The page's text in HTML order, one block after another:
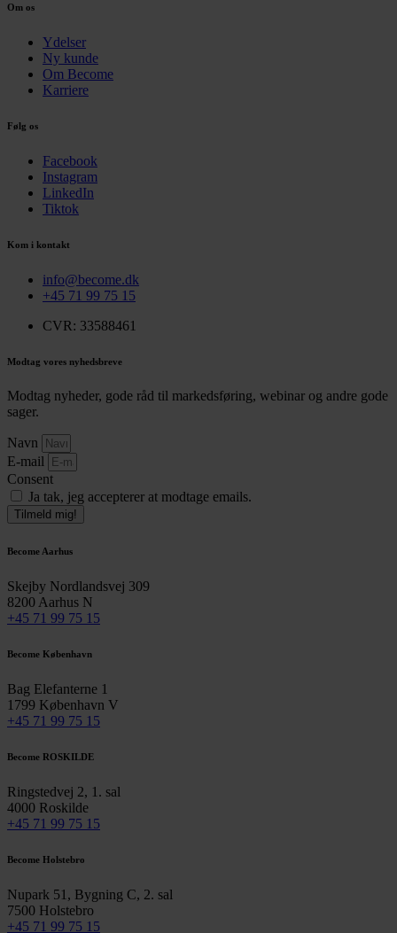
Om os
Ydelser
Ny kunde
Om Become
Karriere
Følg os
Facebook
Instagram
LinkedIn
Tiktok
Kom i kontakt
info@become.dk
+45 71 99 75 15
CVR: 33588461
Modtag vores nyhedsbreve
Modtag nyheder, gode råd til markedsføring, webinar og andre gode
sager.
Navn
E-mail
Consent
Ja tak, jeg accepterer at modtage emails.
Tilmeld mig!
Become Aarhus
Skejby Nordlandsvej 309
8200 Aarhus N
+45 71 99 75 15
Become København
Bag Elefanterne 1
1799 København V
+45 71 99 75 15
Become ROSKILDE
Ringstedvej 2, 1. sal
4000 Roskilde
+45 71 99 75 15
Become Holstebro
Nupark 51, Bygning C, 2. sal
7500 Holstebro
+45 71 99 75 15